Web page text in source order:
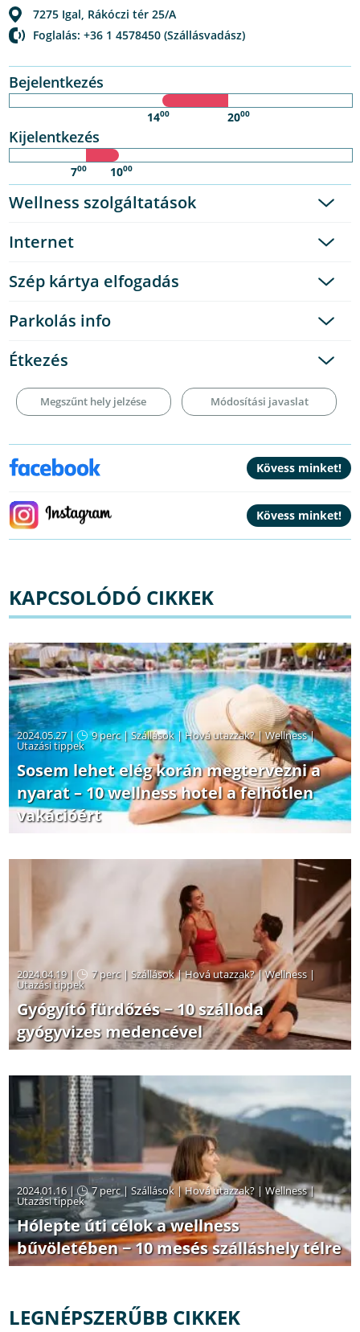
7275 Igal, Rákóczi tér 25/A
Foglalás: +36 1 4578450 (Szállásvadász)
Bejelentkezés
1400 2000
Kijelentkezés
700 1000
Wellness szolgáltatások
Internet
Szép kártya elfogadás
Parkolás info
Étkezés
Megszűnt hely jelzése Módosítási javaslat
KAPCSOLÓDÓ CIKKEK
2024.05.27 | 9 perc|Szállások|Hová utazzak?|Wellness|
Utazási tippek
Sosem lehet elég korán megtervezni a
nyarat – 10 wellness hotel a felhőtlen
vakációért
2024.04.19 | 7 perc| Szállások|Hová utazzak?|Wellness|
Utazási tippek
Gyógyító fürdőzés − 10 szálloda
gyógyvizes medencével
2024.01.16 | 7 perc|Szállások|Hová utazzak? |Wellness|
Utazási tippek
Hólepte úti célok a wellness
bűvöletében − 10 mesés szálláshely télre
LEGNÉPSZERŰBB CIKKEK